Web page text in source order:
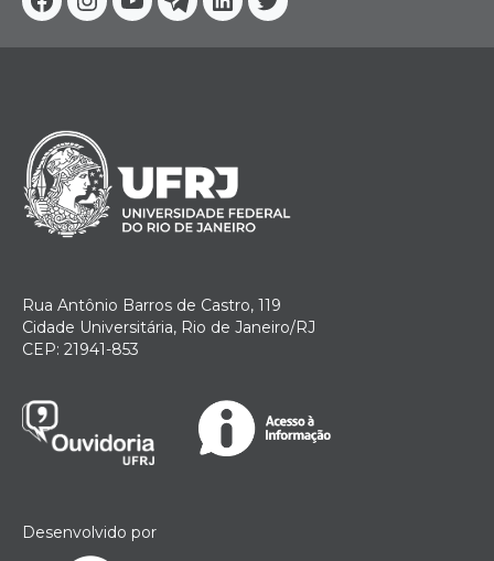
Facebook
Instagram
YoutubeTelegram
Linkedin
Twitter
Rua Antônio Barros de Castro, 119
Cidade Universitária, Rio de Janeiro/RJ
CEP: 21941-853
Desenvolvido por